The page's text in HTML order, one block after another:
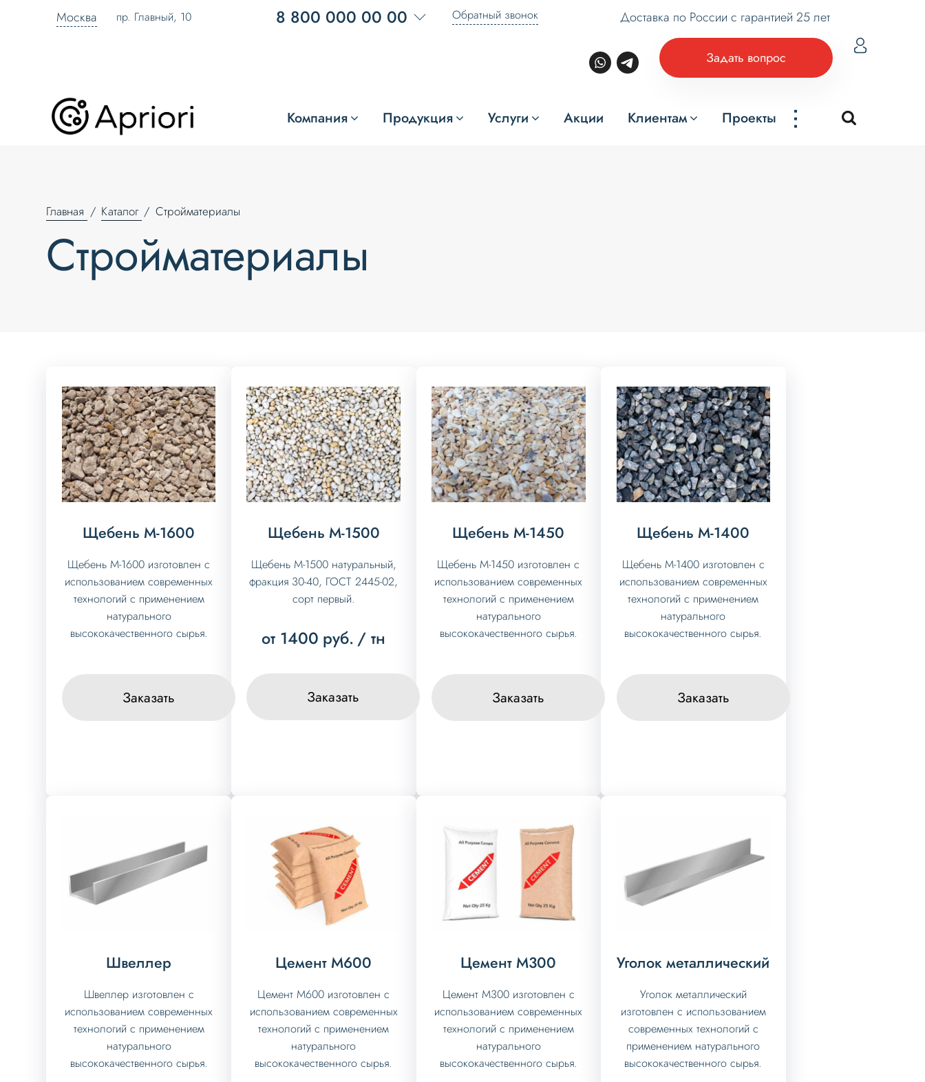
Москва пр. Главный, 10 8 800 000 00 00 Обратный звонок Доставка по России с гарантией 25 лет
Задать вопрос
Компания Продукция Услуги Акции Клиентам Проекты ...
Главная Каталог Стройматериалы
Стройматериалы
Щебень М-1600
Щебень М-1600 изготовлен с
использованием современных
технологий с применением
натурального
высококачественного сырья.
Заказать
Щебень М-1500
Щебень М-1500 натуральный,
фракция 30-40, ГОСТ 2445-02,
сорт первый.
от 1400 руб. / тн
Заказать
Щебень М-1450
Щебень М-1450 изготовлен с
использованием современных
технологий с применением
натурального
высококачественного сырья.
Заказать
Щебень М-1400
Щебень М-1400 изготовлен с
использованием современных
технологий с применением
натурального
высококачественного сырья.
Заказать
Швеллер
Швеллер изготовлен с
использованием современных
технологий с применением
натурального
высококачественного сырья.
Цемент М600
Цемент М600 изготовлен с
использованием современных
технологий с применением
натурального
высококачественного сырья.
Цемент М300
Цемент М300 изготовлен с
использованием современных
технологий с применением
натурального
высококачественного сырья.
Уголок металлический
Уголок металлический
изготовлен с использованием
современных технологий с
применением натурального
высококачественного сырья.